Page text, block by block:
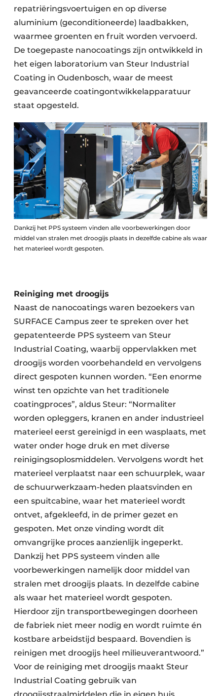
repatriëringsvoertuigen en op diverse
aluminium (geconditioneerde) laadbakken,
waarmee groenten en fruit worden vervoerd.
De toegepaste nanocoatings zijn ontwikkeld in
het eigen laboratorium van Steur Industrial
Coating in Oudenbosch, waar de meest
geavanceerde coatingontwikkelapparatuur
staat opgesteld.
Dankzij het PPS systeem vinden alle voorbewerkingen door
middel van stralen met droogijs plaats in dezelfde cabine als waar
het materieel wordt gespoten.
Reiniging met droogijs
Naast de nanocoatings waren bezoekers van
SURFACE Campus zeer te spreken over het
gepatenteerde PPS systeem van Steur
Industrial Coating, waarbij oppervlakken met
droogijs worden voorbehandeld en vervolgens
direct gespoten kunnen worden. “Een enorme
winst ten opzichte van het traditionele
coatingproces”, aldus Steur: “Normaliter
worden opleggers, kranen en ander industrieel
materieel eerst gereinigd in een wasplaats, met
water onder hoge druk en met diverse
reinigingsoplosmiddelen. Vervolgens wordt het
materieel verplaatst naar een schuurplek, waar
de schuurwerkzaam-heden plaatsvinden en
een spuitcabine, waar het materieel wordt
ontvet, afgekleefd, in de primer gezet en
gespoten. Met onze vinding wordt dit
omvangrijke proces aanzienlijk ingeperkt.
Dankzij het PPS systeem vinden alle
voorbewerkingen namelijk door middel van
stralen met droogijs plaats. In dezelfde cabine
als waar het materieel wordt gespoten.
Hierdoor zijn transportbewegingen doorheen
de fabriek niet meer nodig en wordt ruimte én
kostbare arbeidstijd bespaard. Bovendien is
reinigen met droogijs heel milieuverantwoord.”
Voor de reiniging met droogijs maakt Steur
Industrial Coating gebruik van